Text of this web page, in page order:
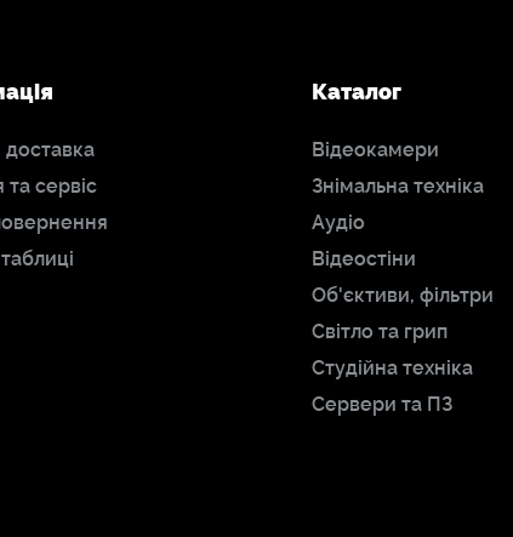
доставка
та сервіс
Каталог
Відеокамери
Знімальна техніка
Аудіо
Відеостіни
Об'єктиви, фільтри
Світло та грип
Студійна техніка
Сервери та ПЗ